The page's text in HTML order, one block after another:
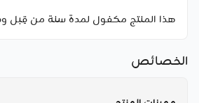
هذا المنتج مكفول لمدة سنة من قِبل
الخصائص